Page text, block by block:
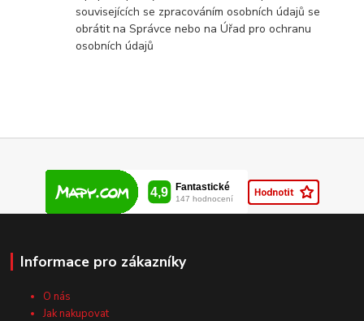
souvisejících se zpracováním osobních údajů se
obrátit na Správce nebo na Úřad pro ochranu
osobních údajů
Informace pro zákazníky
O nás
Jak nakupovat